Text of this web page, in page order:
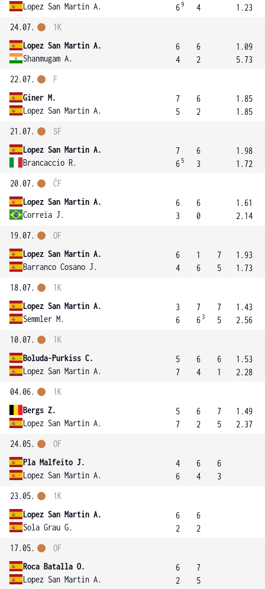
Lopez San Martin A.
69
4
1.23
24.07.
Lopez San Martin A.
Shanmugam A.
1K
6
4
6
2
1.09
5.73
22.07.
Giner M.
Lopez San Martin A.
F
7
5
6
2
1.85
1.85
21.07.
Lopez San Martin A.
Brancaccio R.
SF
7
6 5
6
3
1.98
1.72
20.07.
Lopez San Martin A.
Correia J.
ČF
6
3
6
0
1.61
2.14
19.07.
Lopez San Martin A.
Barranco Cosano J.
OF
6
4
1
6
7
5
1.93
1.73
18.07.
Lopez San Martin A.
Semmler M.
1K
3
6
7
6 3
7
5
1.43
2.56
10.07.
Boluda-Purkiss C.
Lopez San Martin A.
1K
5
7
6
4
6
1
1.53
2.28
04.06.
Bergs Z.
Lopez San Martin A.
1K
5
7
6
2
7
5
1.49
2.37
24.05.
Pla Malfeito J.
Lopez San Martin A.
OF
4
6
6
4
6
3
23.05.
Lopez San Martin A.
Sola Grau G.
1K
6
2
6
2
17.05.
Roca Batalla O.
Lopez San Martin A.
OF
6
2
7
5